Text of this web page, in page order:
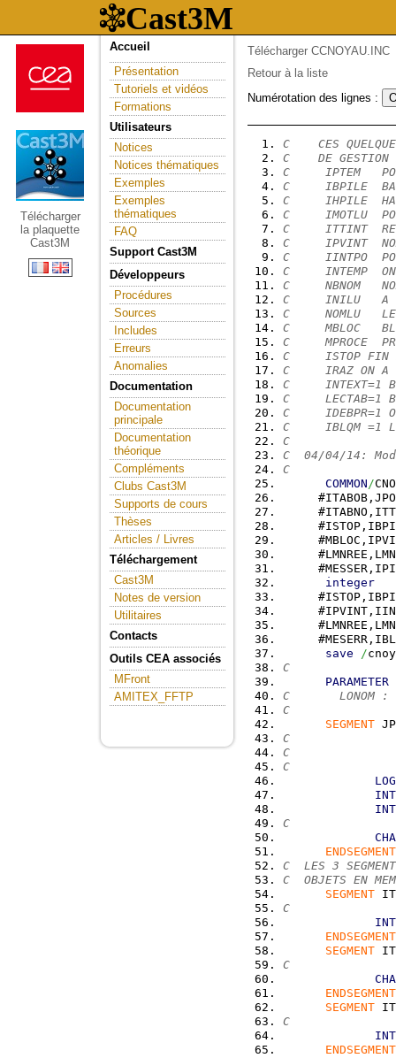
Télécharger
la plaquette
Cast3M
Accueil
Présentation
Tutoriels et vidéos
Formations
Utilisateurs
Notices
Notices thématiques
Exemples
Exemples
thématiques
FAQ
Support Cast3M
Développeurs
Procédures
Sources
Includes
Erreurs
Anomalies
Documentation
Documentation
principale
Documentation
théorique
Compléments
Clubs Cast3M
Supports de cours
Thèses
Articles / Livres
Téléchargement
Cast3M
Notes de version
Utilitaires
Contacts
Outils CEA associés
MFront
AMITEX_FFTP
Télécharger CCNOYAU.INC
Retour à la liste
Numérotation des lignes :
C    CES
C    DE GESTION
C     IPTEM
C     IBPILE
C     IHPILE
C     IMOTLU
C     ITTINT
C     IPVINT
C     IINTPO
C     INTEMP  ON
C     NBNOM
C     INILU   A
C     NOMLU
C     MBLOC
C     MPROCE
C     ISTOP FIN
C     IRAZ ON A
C     INTEXT=1
C     LECTAB=1
C     IDEBPR=1
C     IBLQM =1
C
C  04/04/14:
C
COMMON/
integer
save
/
C
PARAMETER
C       LONOM :
C
SEGMENT
C
C
C
C
ENDSEGMENT
C  LES 3
C  OBJETS EN
SEGMENT
C
ENDSEGMENT
SEGMENT
C
ENDSEGMENT
SEGMENT
C
ENDSEGMENT